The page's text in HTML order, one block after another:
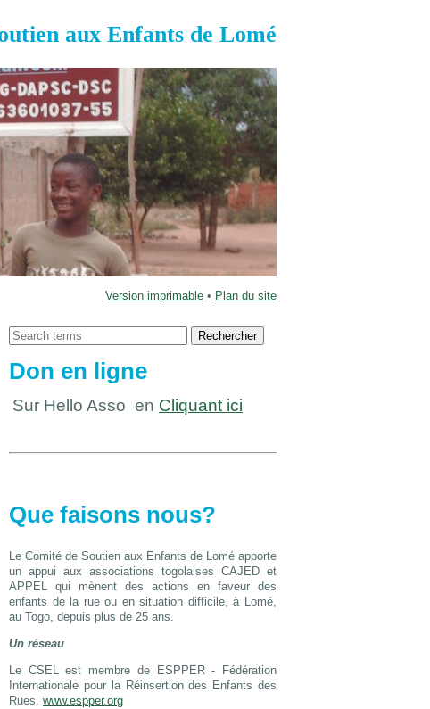
aux Enfants de Lomé
Version imprimable • Plan du site
Don en ligne
Sur Hello Asso en Cliquant ici
Que faisons nous?
Le Comité de Soutien aux Enfants de Lomé apporte
un appui aux associations togolaises CAJED et
APPEL qui mènent des actions en faveur des
enfants de la rue ou en situation difficile, à Lomé,
au Togo, depuis plus de 25 ans.
Un réseau
Le CSEL est membre de ESPPER - Fédération
Internationale pour la Réinsertion des Enfants des
Rues. www.espper.org